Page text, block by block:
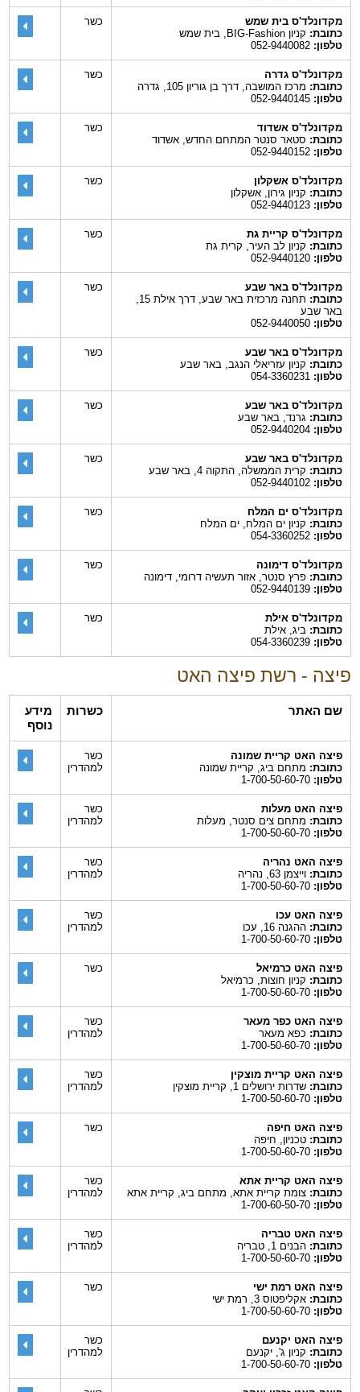
מקדונלד'ס בית שמש
כתובת:קניון BIG-Fashion, בית שמש
טלפון:052-9440082
כשר
מקדונלד'ס גדרה
כתובת:מרכז המושבה, דרך בן גוריון 105, גדרה
טלפון:052-9440145
כשר
מקדונלד'ס אשדוד
כתובת:סטאר סנטר המתחם החדש, אשדוד
טלפון:052-9440152
כשר
מקדונלד'ס אשקלון
כתובת:קניון גירון, אשקלון
טלפון:052-9440123
כשר
מקדונלד'ס קריית גת
כתובת:קניון לב העיר, קרית גת
טלפון:052-9440120
כשר
מקדונלד'ס באר שבע
כתובת:
תחנה מרכזית באר שבע, דרך אילת 15,
באר שבע
טלפון:052-9440050
כשר
מקדונלד'ס באר שבע
כתובת:קניון עזריאלי הנגב, באר שבע
טלפון:054-3360231
כשר
מקדונלד'ס באר שבע
כתובת:גרנד, באר שבע
טלפון:052-9440204
כשר
מקדונלד'ס באר שבע
כתובת:קרית הממשלה, התקוה 4, באר שבע
טלפון:052-9440102
כשר
מקדונלד'ס ים המלח
כתובת:קניון ים המלח, ים המלח
טלפון:054-3360252
כשר
מקדונלד'ס דימונה
כתובת:פרץ סנטר, אזור תעשיה דרומי, דימונה
טלפון:052-9440139
כשר
מקדונלד'ס אילת
כתובת:ביג, אילת
טלפון:054-3360239
כשר
פיצה - רשת פיצה האט
שם האתר כשרות
מידע
נוסף
פיצה האט קריית שמונה
כתובת:מתחם ביג, קריית שמונה
טלפון:1-700-50-60-70
כשר
למהדרין
פיצה האט מעלות
כתובת:מתחם צים סנטר, מעלות
טלפון:1-700-50-60-70
כשר
למהדרין
פיצה האט נהריה
כתובת:וייצמן 63, נהריה
טלפון:1-700-50-60-70
כשר
למהדרין
פיצה האט עכו
כתובת:ההגנה 16, עכו
טלפון:1-700-50-60-70
כשר
למהדרין
פיצה האט כרמיאל
כתובת:קניון חוצות, כרמיאל
טלפון:1-700-50-60-70
כשר
פיצה האט כפר מעאר
כתובת:כפא מעאר
טלפון:1-700-50-60-70
כשר
למהדרין
פיצה האט קריית מוצקין
כתובת:שדרות ירושלים 1, קריית מוצקין
טלפון:1-700-50-60-70
כשר
למהדרין
פיצה האט חיפה
כתובת:טכניון, חיפה
טלפון:1-700-50-60-70
כשר
פיצה האט קריית אתא
כתובת:צומת קריית אתא, מתחם ביג, קריית אתא
טלפון:1-700-60-50-70
כשר
למהדרין
פיצה האט טבריה
כתובת:הבנים 1, טבריה
טלפון:1-700-50-60-70
כשר
למהדרין
פיצה האט רמת ישי
כתובת:אקליפטוס 3, רמת ישי
טלפון:1-700-50-60-70
כשר
פיצה האט יקנעם
כתובת:קניון ג', יקנעם
טלפון:1-700-50-60-70
כשר
למהדרין